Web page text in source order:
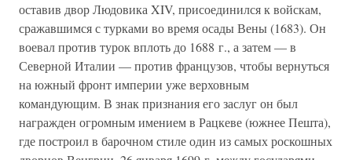
оставив двор Людовика XIV, присоединился к войскам,
сражавшимся с турками во время осады Вены (1683). Он
воевал против турок вплоть до 1688 г., а затем — в
Северной Италии — против французов, чтобы вернуться
на южный фронт империи уже верховным
командующим. В знак признания его заслуг он был
награжден огромным имением в Рацкеве (южнее Пешта),
где построил в барочном стиле один из самых роскошных